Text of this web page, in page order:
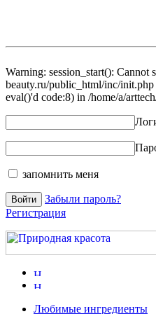
Warning: session_start(): Cannot
beauty.ru/public_html/inc/init.php
eval()'d code:8) in /home/a/
запомнить меня
Забыли пароль?
Регистрация
Любимые ингредиенты